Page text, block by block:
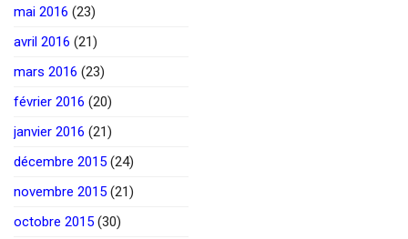
mai 2016 (23)
avril 2016 (21)
mars 2016 (23)
février 2016 (20)
janvier 2016 (21)
décembre 2015 (24)
novembre 2015 (21)
octobre 2015 (30)